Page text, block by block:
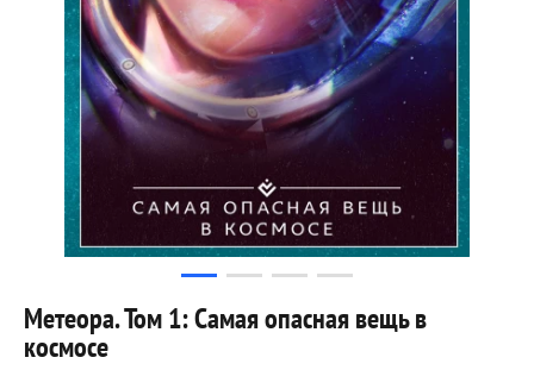
Метеора. Том 1: Самая опасная вещь в
космосе